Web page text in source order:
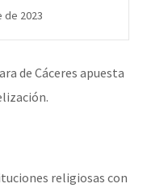
de 2023
de Cáceres apuesta
religiosas con